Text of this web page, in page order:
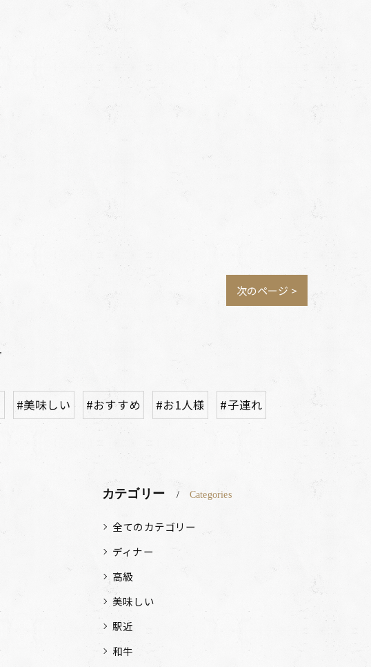
次のページ >
#美味しい #おすすめ #お1人様
#子連れ
カテゴリー Categories
全てのカテゴリー
ディナー
高級
美味しい
駅近
和牛